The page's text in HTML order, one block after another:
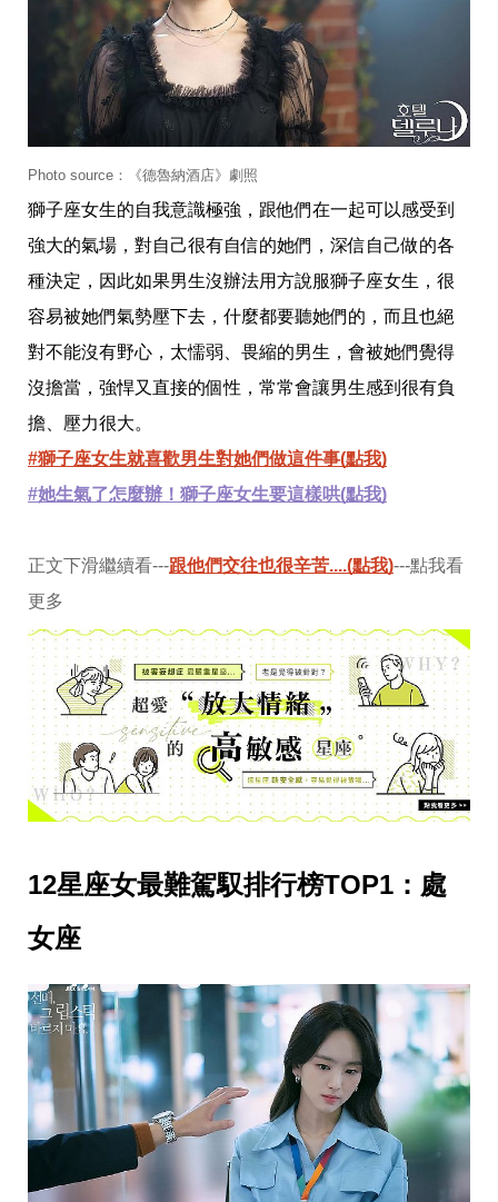
開
箱
味
具
手
桌
布
娛
樂
明
星
焦
點
報
到
熱
夯
劇
電
影
推
薦
時
尚
穿
妝
型
拍
照
技
巧
養
密
Photo source：《德魯納酒店》劇照
獅子座女生的自我意識極強，跟他們在一起可以感受到
強大的氣場，對自己很有自信的她們，深信自己做的各
種決定，因此如果男生沒辦法用方說服獅子座女生，很
容易被她們氣勢壓下去，什麼都要聽她們的，而且也絕
對不能沒有野心，太懦弱、畏縮的男生，會被她們覺得
沒擔當，強悍又直接的個性，常常會讓男生感到很有負
擔、壓力很大。
#獅子座女生就喜歡男生對她們做這件事(點我)
#她生氣了怎麼辦！獅子座女生要這樣哄(點我)
正文下滑繼續看---跟他們交往也很辛苦....(點我)---點我看
更多
12星座女最難駕馭排行榜TOP1：處
女座